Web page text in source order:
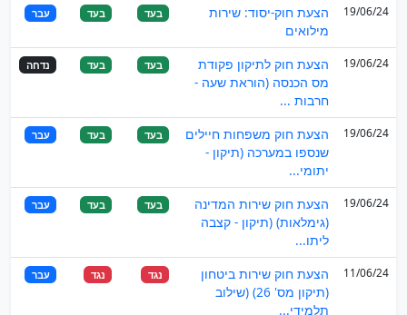
19/06/24
הצעת חוק-יסוד: שירות
מילואים
בעד בעד עבר
19/06/24
הצעת חוק לתיקון פקודת
מס הכנסה (הוראת שעה -
חרבות ...
בעד בעד נדחה
19/06/24
הצעת חוק משפחות חיילים
שנספו במערכה (תיקון -
יתומי...
בעד בעד עבר
19/06/24
הצעת חוק שירות המדינה
(גימלאות) (תיקון - קצבה
ליתו...
בעד בעד עבר
11/06/24
הצעת חוק שירות ביטחון
(תיקון מס' 26) (שילוב
תלמידי...
נגד נגד עבר